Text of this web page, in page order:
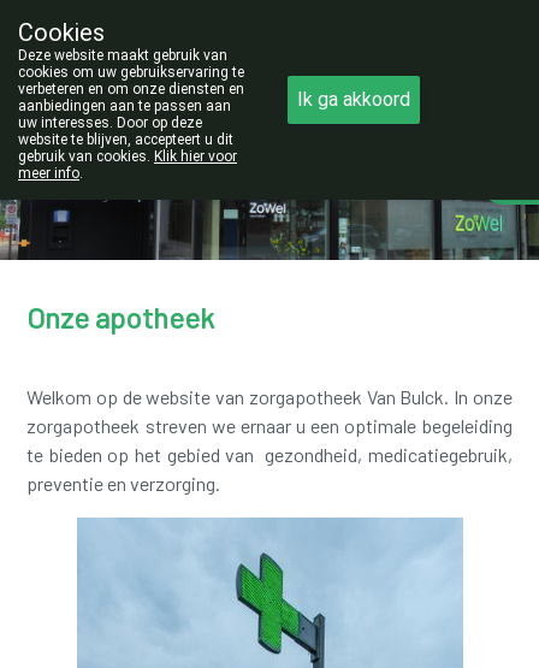
NIEUW ADRES!
011/42.25.56
Onze apotheek
Welkom op de website van zorgapotheek Van Bulck. In onze
zorgapotheek streven we ernaar u een optimale begeleiding
te bieden op het gebied van gezondheid, medicatiegebruik,
preventie en verzorging.
Cookies
Deze website maakt gebruik van
cookies om uw gebruikservaring te
verbeteren en om onze diensten en
aanbiedingen aan te passen aan
uw interesses. Door op deze
website te blijven, accepteert u dit
gebruik van cookies. Klik hier voor
meer info.
Ik ga akkoord